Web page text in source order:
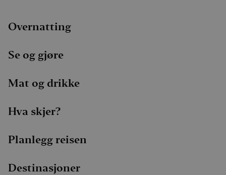
Overnatting
Se og gjøre
Mat og drikke
Hva skjer?
Planlegg reisen
Destinasjoner